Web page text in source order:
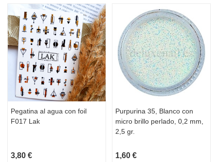
Pegatina al agua con foil
F017 Lak
3,80 €
Purpurina 35, Blanco con
micro brillo perlado, 0,2 mm,
2,5 gr.
1,60 €